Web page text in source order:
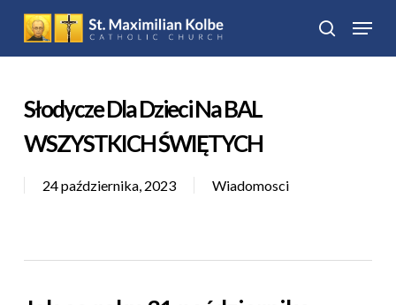
main
search
Menu
Słodycze Dla Dzieci Na BAL
WSZYSTKICH ŚWIĘTYCH
24 października, 2023 Wiadomosci
Close